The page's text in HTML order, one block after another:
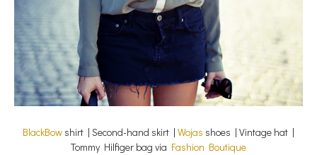
BlackBow shirt | Second-hand skirt | Wojas shoes | Vintage hat |
Tommy Hilfiger bag via Fashion Boutique